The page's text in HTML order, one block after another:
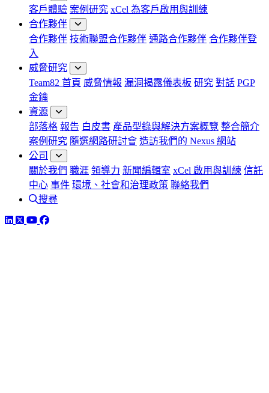
客戶體驗 案例研究 xCel 為客戶啟用與訓練
合作夥伴
合作夥伴 技術聯盟合作夥伴 通路合作夥伴 合作夥伴登
入
威脅研究
Team82 首頁 威脅情報 漏洞揭露儀表板 研究 對話 PGP
金鑰
資源
部落格 報告 白皮書 產品型錄與解決方案概覽 整合簡介
案例研究 隨選網路研討會 造訪我們的 Nexus 網站
公司
關於我們 職涯 領導力 新聞編輯室 xCel 啟用與訓練 信託
中心 事件 環境、社會和治理政策 聯絡我們
搜尋
LinkedIn
TwitterYouTube
Facebook